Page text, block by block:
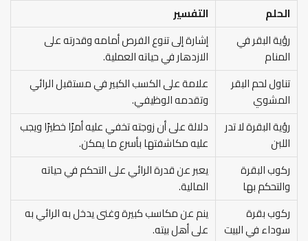
الحلم
التفسير
رؤية البقر في
المنام
إشارة إلى تنوع الفرص أمامه وقدرته على
الازدهار في حياته العملية.
تناول لحم البقر
المشوي
علامة على الكسب الكبير في مستقبل الرائي
وتقدمه الوظيفي.
رؤية البقرة لا تدر
اللبن
دلالة على أن زوجته تخفي عليه أمرًا خطيرًا ويجب
عليه مكاشفتها بأسرع ما يمكن.
ركوب البقرة
والتحكم بها
يعبر عن قدرة الرائي على التحكم في حياته
المالية.
ركوب بقرة
سوداء في البيت
ينم عن مكاسب كبيرة وغنى يدخل به الرائي به
على أهل بيته.